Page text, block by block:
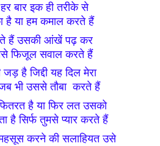
बार इक ही तरीके से
है या हम कमाल करते हैं
हैं उसकी आंखें पढ़ कर
फिजूल सवाल करते हैं
है जिद्दी यह दिल मेरा
भी उससे तौबा  करते हैं
है या फिर लत उसको
है सिर्फ तुमसे प्यार करते हैं
करने की सलाहियत उसे